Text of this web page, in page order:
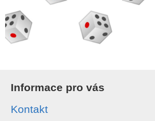
Informace pro vás
Kontakt